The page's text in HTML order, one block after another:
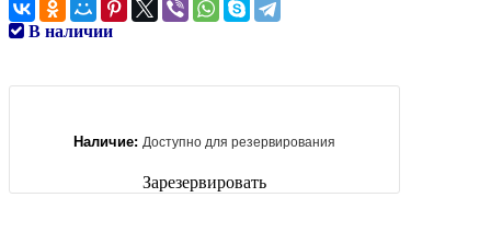
В наличии
Наличие: Доступно для резервирования
Зарезервировать